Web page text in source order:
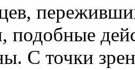
подобные
С точки